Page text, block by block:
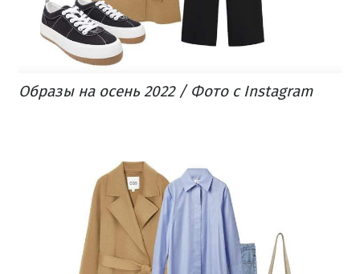
Образы на осень 2022 / Фото с Instagram